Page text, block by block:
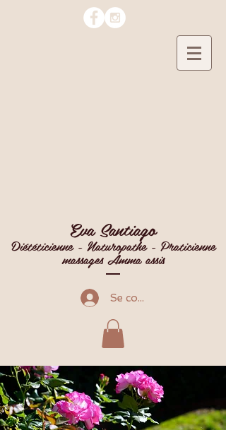
Eva Santiago
Diététicienne - Naturopathe - Praticienne
massages Amma assis
Se connecter